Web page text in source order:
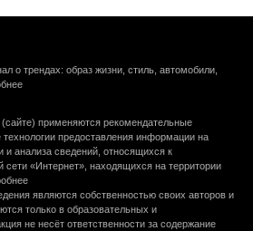
о трендах: образ жизни, стиль, автомобили,
применяются рекомендательные
предоставления информации на
и анализа сведений, относящихся к
сети «Интернет», находящихся на территории
являются собственностью своих авторов и
только в образовательных и
не несёт ответственности за содержание